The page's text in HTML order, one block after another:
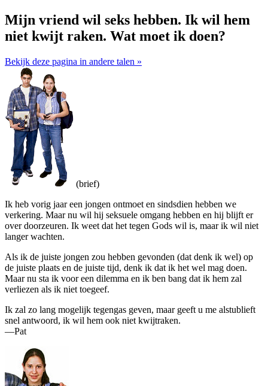
Mijn vriend wil seks hebben. Ik wil hem
niet kwijt raken. Wat moet ik doen?
Bekijk deze pagina in andere talen »
(brief)
Ik heb vorig jaar een jongen ontmoet en sindsdien hebben we
verkering. Maar nu wil hij seksuele omgang hebben en hij blijft er
over doorzeuren. Ik weet dat het tegen Gods wil is, maar ik wil niet
langer wachten.
Als ik de juiste jongen zou hebben gevonden (dat denk ik wel) op
de juiste plaats en de juiste tijd, denk ik dat ik het wel mag doen.
Maar nu sta ik voor een dilemma en ik ben bang dat ik hem zal
verliezen als ik niet toegeef.
Ik zal zo lang mogelijk tegengas geven, maar geeft u me alstublieft
snel antwoord, ik wil hem ook niet kwijtraken.
—Pat